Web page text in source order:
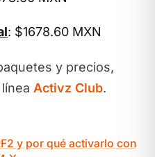
: $1678.60 MXN
y precios,
Activz Club.
y por qué activarlo con